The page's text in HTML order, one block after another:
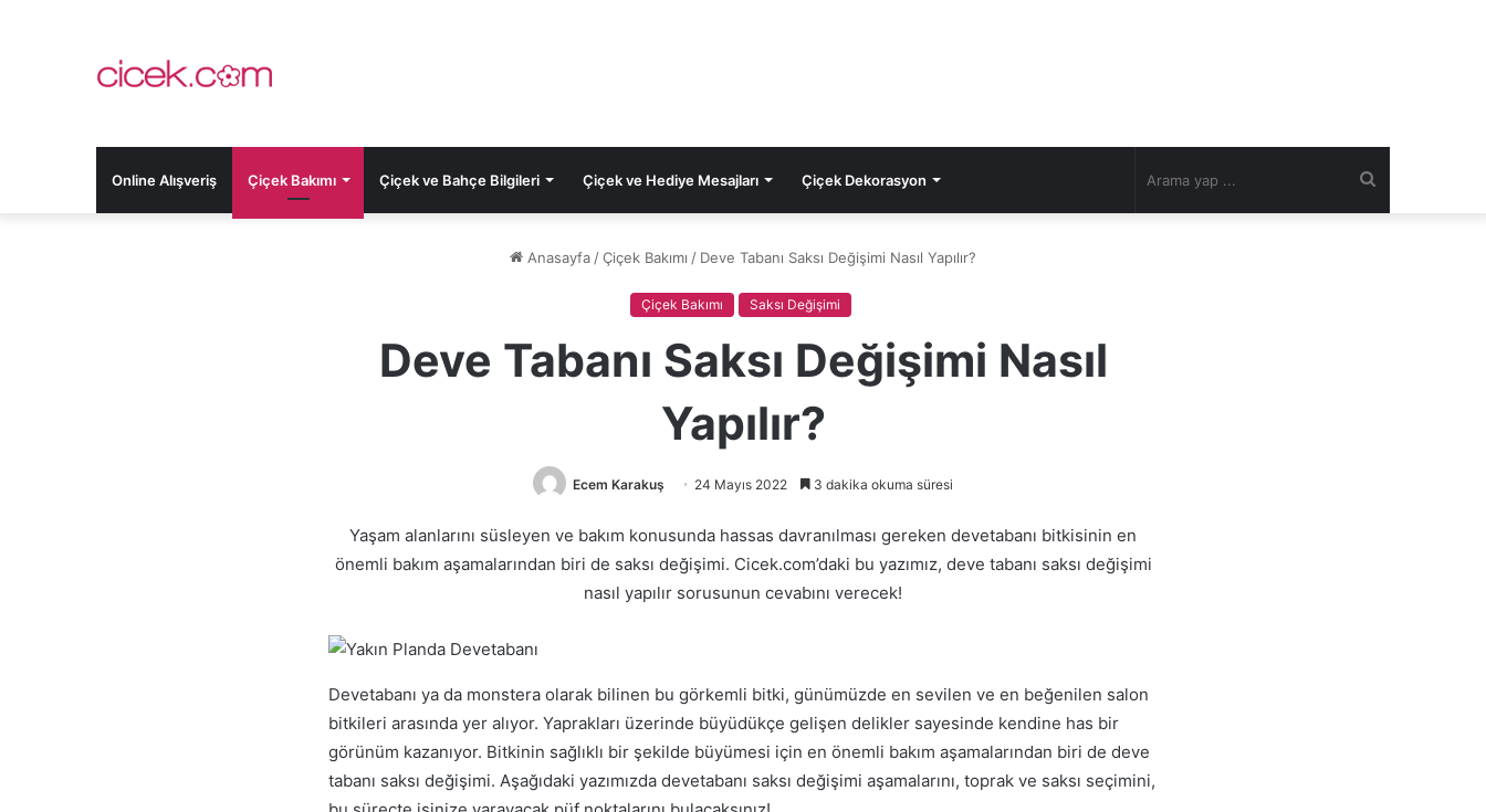
Online Alışveriş Çiçek Bakımı Çiçek ve Bahçe Bilgileri Çiçek ve Hediye Mesajları Çiçek Dekorasyon
Anasayfa /Çiçek Bakımı / Deve Tabanı Saksı Değişimi Nasıl Yapılır?
Çiçek Bakımı Saksı Değişimi
Deve Tabanı Saksı Değişimi Nasıl
Yapılır?
Ecem Karakuş 24 Mayıs 2022 3 dakika okuma süresi
Yaşam alanlarını süsleyen ve bakım konusunda hassas davranılması gereken devetabanı bitkisinin en
önemli bakım aşamalarından biri de saksı değişimi. Cicek.com’daki bu yazımız, deve tabanı saksı değişimi
nasıl yapılır sorusunun cevabını verecek!
Devetabanı ya da monstera olarak bilinen bu görkemli bitki, günümüzde en sevilen ve en beğenilen salon
bitkileri arasında yer alıyor. Yaprakları üzerinde büyüdükçe gelişen delikler sayesinde kendine has bir
görünüm kazanıyor. Bitkinin sağlıklı bir şekilde büyümesi için en önemli bakım aşamalarından biri de deve
tabanı saksı değişimi. Aşağıdaki yazımızda devetabanı saksı değişimi aşamalarını, toprak ve saksı seçimini,